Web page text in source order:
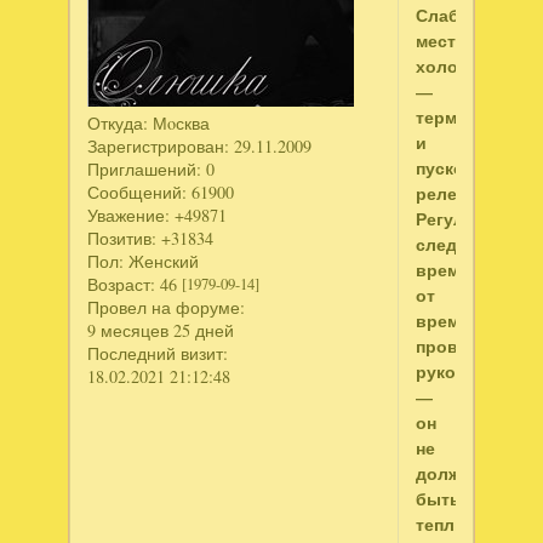
Откуда: Мoсква
Зарегистрирован: 29.11.2009
Приглашений: 0
Сообщений: 61900
Уважение: +49871
Позитив: +31834
Пол: Женский
Возраст: 46 [1979-09-14]
Провел на форуме:
9 месяцев 25 дней
Последний визит:
18.02.2021 21:12:48
Слабые
места
холодильника
—
и
реле.
Регулятор
следует
время
от
времени
проверять
рукой
—
он
не
должен
быть
теплым